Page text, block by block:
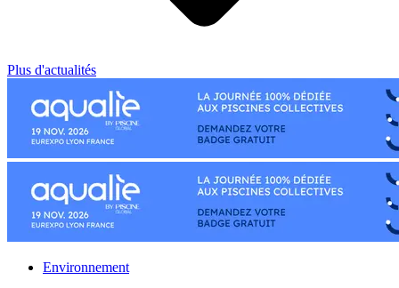
Plus d'actualités
Environnement